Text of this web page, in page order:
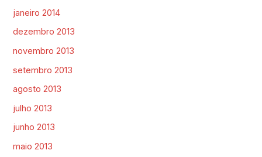
janeiro 2014
dezembro 2013
novembro 2013
setembro 2013
agosto 2013
julho 2013
junho 2013
maio 2013